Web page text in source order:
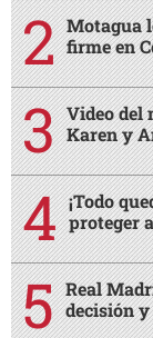
Motagua
firme en
Video del
Karen y
¡Todo
proteger
Real
decisión